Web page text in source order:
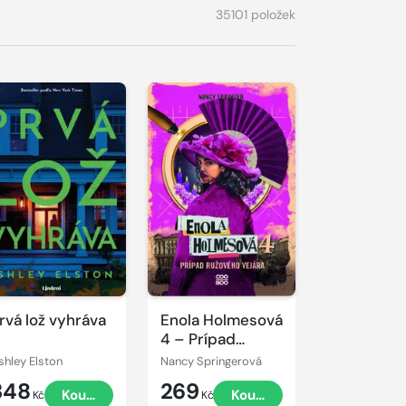
35101 položek
lož vyhráva
Elston
Kč Koupit
Enola Holmesová
4 – Prípad
ružového vejára
Nancy Springerová
269 Kč Koupit